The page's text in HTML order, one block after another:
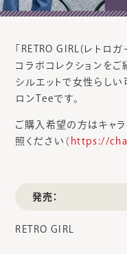
「RETRO GIRL(レトロ
コラボコレクションをご
シルエットで女性らし
ロンTeeです。
ご購入希望の方はキャラ
照ください（ https://
発売：
RETRO GIRL